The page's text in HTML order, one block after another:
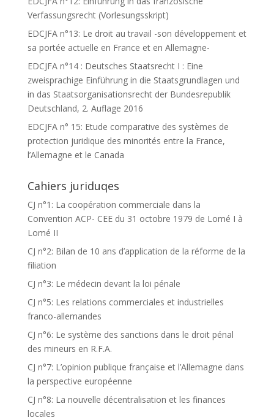
Verfassungsrecht (Vorlesungsskript)
EDCJFA n°13: Le droit au travail -son développement et
sa portée actuelle en France et en Allemagne-
EDCJFA n°14 : Deutsches Staatsrecht I : Eine
zweisprachige Einführung in die Staatsgrundlagen und
in das Staatsorganisationsrecht der Bundesrepublik
Deutschland, 2. Auflage 2016
EDCJFA n° 15: Etude comparative des systèmes de
protection juridique des minorités entre la France,
l’Allemagne et le Canada
Cahiers juriduqes
CJ n°1: La coopération commerciale dans la
Convention ACP- CEE du 31 octobre 1979 de Lomé I à
Lomé II
CJ n°2: Bilan de 10 ans d’application de la réforme de la
filiation
CJ n°3: Le médecin devant la loi pénale
CJ n°5: Les relations commerciales et industrielles
franco-allemandes
CJ n°6: Le système des sanctions dans le droit pénal
des mineurs en R.F.A.
CJ n°7: L’opinion publique française et l’Allemagne dans
la perspective européenne
CJ n°8: La nouvelle décentralisation et les finances
locales